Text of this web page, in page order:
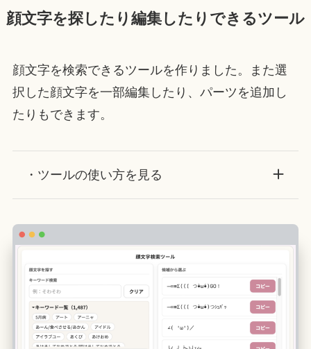
顔文字を探したり編集したりできるツール
顔文字を検索できるツールを作りました。また選
択した顔文字を一部編集したり、パーツを追加し
たりもできます。
・ツールの使い方を見る